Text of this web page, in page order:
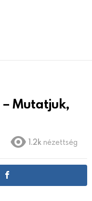
– Mutatjuk,
1.2k nézettség